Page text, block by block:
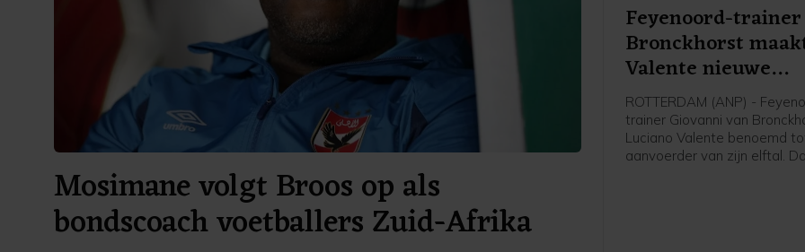
Mosimane volgt Broos op als
bondscoach voetballers Zuid-Afrika
Feyenoord-
Bronckhorst
Valente nieuwe
aanvoerder
ROTTERDAM (ANP) -
trainer Giovanni van
Luciano Valente benoemd
aanvoerder van zijn elftal.